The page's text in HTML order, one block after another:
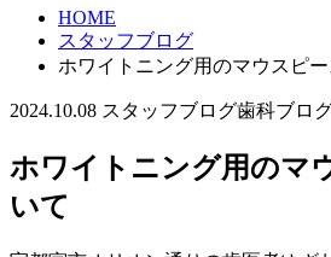
HOME
スタッフブログ
ホワイトニング用のマウスピ
2024.10.08 スタッフブログ歯科ブロ
ホワイトニング用のマ
いて